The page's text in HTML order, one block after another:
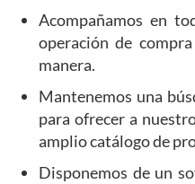
Acompañamos en
operación de
manera.
Mantenemos una
para ofrecer a
amplio catálogo de
Disponemos de un